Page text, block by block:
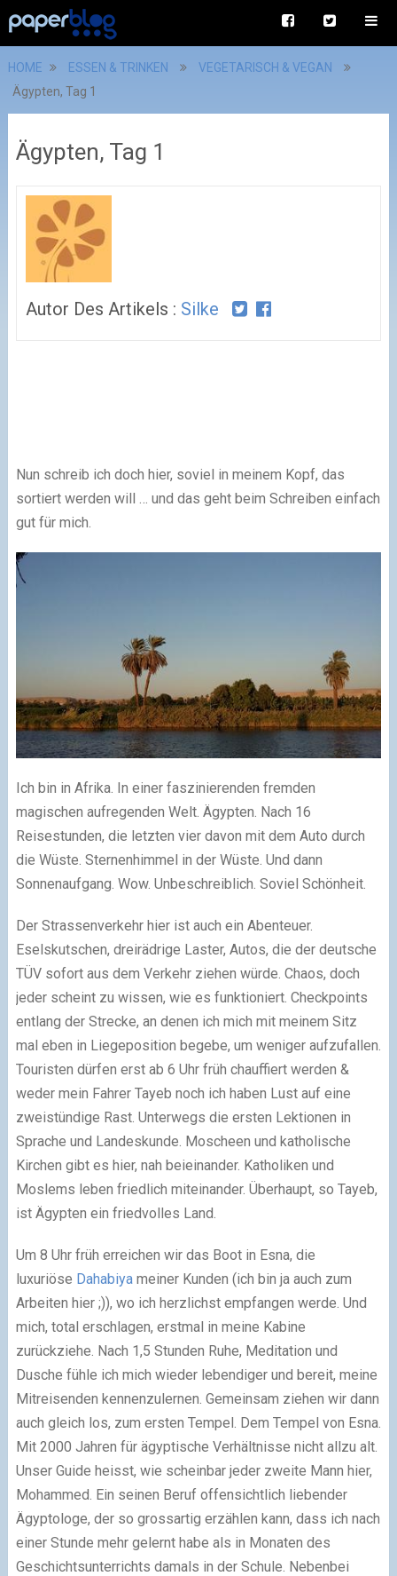
HOME ESSEN & TRINKEN
VEGETARISCH & VEGAN
Ägypten, Tag 1
Ägypten, Tag 1
Autor Des Artikels : Silke
Nun schreib ich doch hier, soviel in meinem Kopf, das
sortiert werden will … und das geht beim Schreiben einfach
gut für mich.
Ich bin in Afrika. In einer faszinierenden fremden
magischen aufregenden Welt. Ägypten. Nach 16
Reisestunden, die letzten vier davon mit dem Auto durch
die Wüste. Sternenhimmel in der Wüste. Und dann
Sonnenaufgang. Wow. Unbeschreiblich. Soviel Schönheit.
Der Strassenverkehr hier ist auch ein Abenteuer.
Eselskutschen, dreirädrige Laster, Autos, die der deutsche
TÜV sofort aus dem Verkehr ziehen würde. Chaos, doch
jeder scheint zu wissen, wie es funktioniert. Checkpoints
entlang der Strecke, an denen ich mich mit meinem Sitz
mal eben in Liegeposition begebe, um weniger aufzufallen.
Touristen dürfen erst ab 6 Uhr früh chauffiert werden &
weder mein Fahrer Tayeb noch ich haben Lust auf eine
zweistündige Rast. Unterwegs die ersten Lektionen in
Sprache und Landeskunde. Moscheen und katholische
Kirchen gibt es hier, nah beieinander. Katholiken und
Moslems leben friedlich miteinander. Überhaupt, so Tayeb,
ist Ägypten ein friedvolles Land.
Um 8 Uhr früh erreichen wir das Boot in Esna, die
luxuriöse Dahabiyameiner Kunden (ich bin ja auch zum
Arbeiten hier ;)), wo ich herzlichst empfangen werde. Und
mich, total erschlagen, erstmal in meine Kabine
zurückziehe. Nach 1,5 Stunden Ruhe, Meditation und
Dusche fühle ich mich wieder lebendiger und bereit, meine
Mitreisenden kennenzulernen. Gemeinsam ziehen wir dann
auch gleich los, zum ersten Tempel. Dem Tempel von Esna.
Mit 2000 Jahren für ägyptische Verhältnisse nicht allzu alt.
Unser Guide heisst, wie scheinbar jeder zweite Mann hier,
Mohammed. Ein seinen Beruf offensichtlich liebender
Ägyptologe, der so grossartig erzählen kann, dass ich nach
einer Stunde mehr gelernt habe als in Monaten des
Geschichtsunterrichts damals in der Schule. Nebenbei